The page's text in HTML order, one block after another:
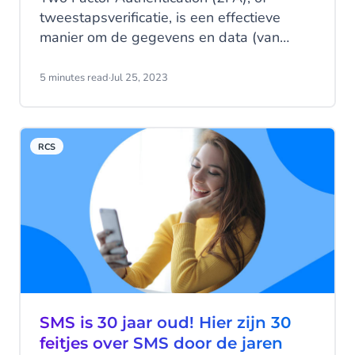
tweestapsverificatie, is een effectieve
manier om de gegevens en data (van
2FA in? En welke messaging kanalen
5 minutes read·Jul 25, 2023
RCS
SMS is 30 jaar oud! Hier zijn 30
feitjes over SMS door de jaren